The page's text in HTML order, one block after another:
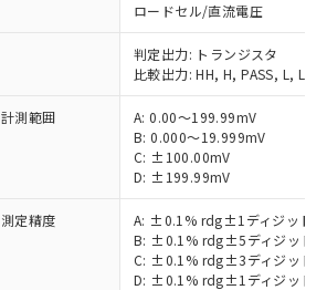
ロードセル/直流電圧
判定出力: トランジスタ
比較出力: HH, H, PASS, L, LL
計測範囲
A: 0.00～199.99mV
B: 0.000～19.999mV
C: ±100.00mV
D: ±199.99mV
測定精度
A: ±0.1% rdg±1ディジット
B: ±0.1% rdg±5ディジット
C: ±0.1% rdg±3ディジット
D: ±0.1% rdg±1ディジット